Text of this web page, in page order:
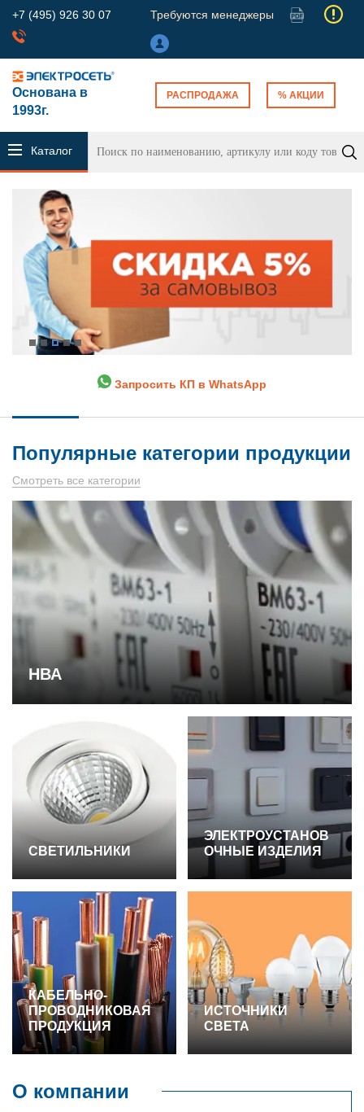
+7 (495) 926 30 07 Требуются менеджеры
Основана в
1993г.
РАСПРОДАЖА % АКЦИИ
Каталог
продукции
Запросить КП в WhatsApp
Популярные категории продукции
Смотреть все категории
НВА
СВЕТИЛЬНИКИ
ЭЛЕКТРОУСТАНОВ
ОЧНЫЕ ИЗДЕЛИЯ
КАБЕЛЬНО-
ПРОВОДНИКОВАЯ
ПРОДУКЦИЯ
ИСТОЧНИКИ
СВЕТА
О компании